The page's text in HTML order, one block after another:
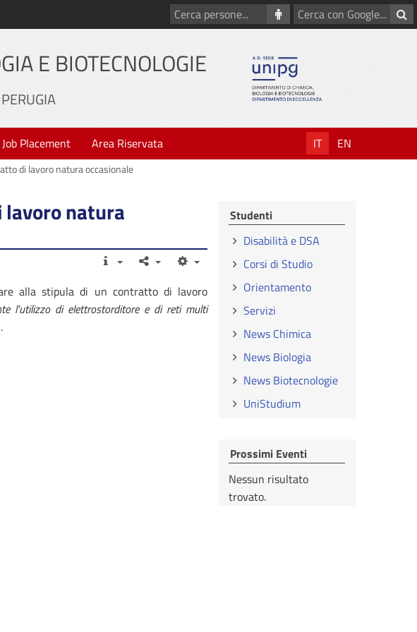
Cerca
con
Cerca
persone
E BIOTECNOLOGIE
Job Placement Area Riservata IT EN
di lavoro natura occasionale
natura
alla stipula di un contratto di lavoro
l'utilizzo di elettrostorditore e di reti multi
Studenti
Disabilità e DSA
Corsi di Studio
Orientamento
Servizi
News Chimica
News Biologia
News Biotecnologie
UniStudium
Prossimi Eventi
Nessun risultato
trovato.